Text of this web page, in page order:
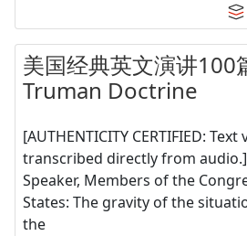
美国经典英文演讲100
Truman Doctrine
[AUTHENTICITY CERTIFIED:
transcribed directly from audio.]
Speaker, Members of the
States: The gravity of the
the